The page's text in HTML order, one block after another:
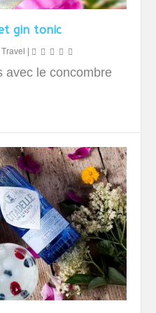
gin tonic
avec le concombre